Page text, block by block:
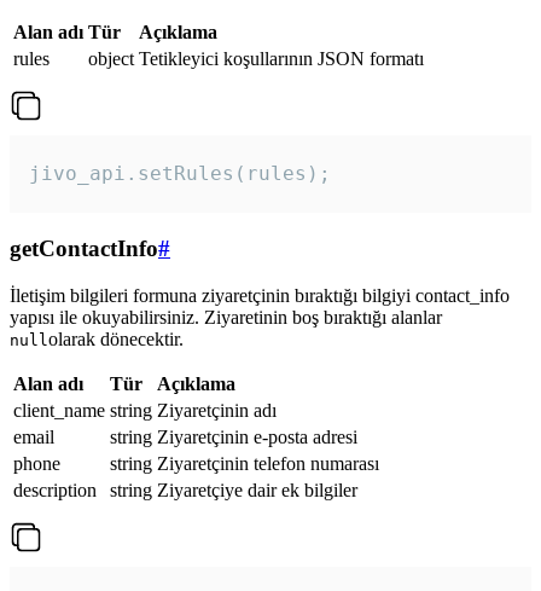
Alan adı Tür
Açıklama
rules
object Tetikleyici koşullarının JSON formatı
jivo_api.setRules(rules);
getContactInfo#
İletişim bilgileri formuna ziyaretçinin bıraktığı bilgiyi contact_info
yapısı ile okuyabilirsiniz. Ziyaretinin boş bıraktığı alanlar
null olarak dönecektir.
Alan adı Tür
Açıklama
client_name string Ziyaretçinin adı
email
string Ziyaretçinin e-posta adresi
phone
string Ziyaretçinin telefon numarası
description
string Ziyaretçiye dair ek bilgiler